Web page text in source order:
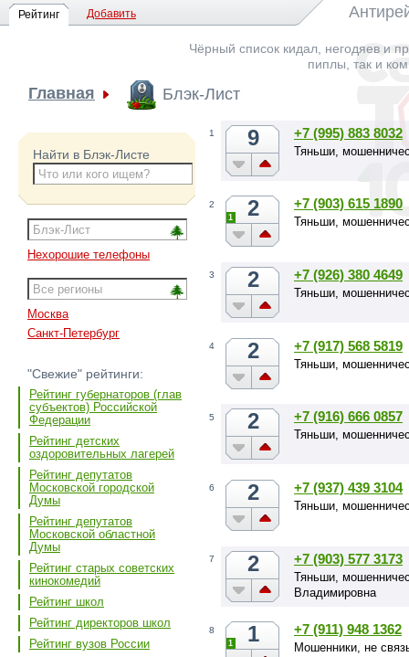
Рейтинг Добавить
Чёрный список кидал, негодяев и
пиплы, так и
Главная Блэк-Лист
Найти в Блэк-Листе
Нехорошие телефоны
Москва
Санкт-Петербург
"Свежие" рейтинги:
Рейтинг губернаторов (глав
субъектов) Российской
Федерации
Рейтинг детских
оздоровительных лагерей
Рейтинг депутатов
Московской городской
Думы
Рейтинг депутатов
Московской областной
Думы
Рейтинг старых советских
кинокомедий
Рейтинг школ
Рейтинг директоров школ
Рейтинг вузов России
1 9 +7 (995) 883 8032
Тяньши,
2 2
1
+7 (903) 615 1890
Тяньши,
3 2 +7 (926) 380 4649
Тяньши,
4 2 +7 (917) 568 5819
Тяньши,
5 2 +7 (916) 666 0857
Тяньши,
6 2 +7 (937) 439 3104
Тяньши,
7 2 +7 (903) 577 3173
Тяньши,
Владимировна
8 1
1
+7 (911) 948 1362
Мошенники, не